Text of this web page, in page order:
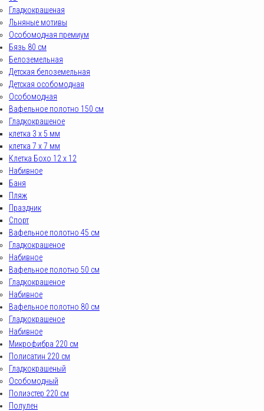
Гладкокрашеная
Льняные мотивы
Особомодная премиум
Бязь 80 см
Белоземельная
Детская белоземельная
Детская особомодная
Особомодная
Вафельное полотно 150 см
Гладкокрашеное
клетка 3 х 5 мм
клетка 7 х 7 мм
Клетка Бохо 12 x 12
Набивное
Баня
Пляж
Праздник
Спорт
Вафельное полотно 45 см
Гладкокрашеное
Набивное
Вафельное полотно 50 см
Гладкокрашеное
Набивное
Вафельное полотно 80 см
Гладкокрашеное
Набивное
Микрофибра 220 см
Полисатин 220 см
Гладкокрашеный
Особомодный
Полиэстер 220 см
Полулен